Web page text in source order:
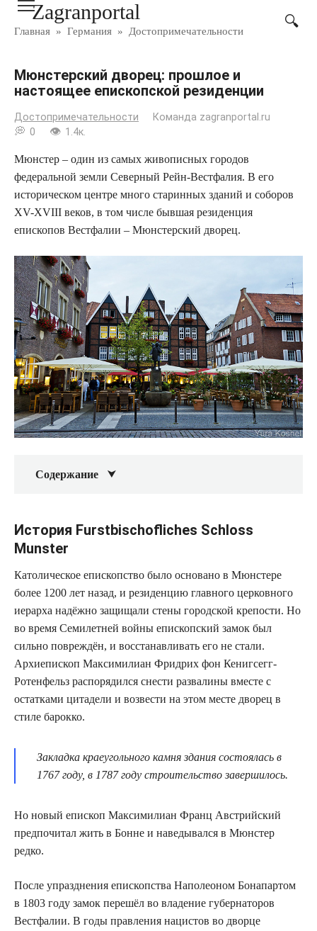
ПерейтиZagranportal
Главная » Германия » Достопримечательности
Мюнстерский дворец: прошлое и
настоящее епископской резиденции
Достопримечательности
Команда zagranportal.ru
0
1.4к.
Мюнстер – один из самых живописных городов
федеральной земли Северный Рейн-Вестфалия. В его
историческом центре много старинных зданий и соборов
XV-XVIII веков, в том числе бывшая резиденция
епископов Вестфалии – Мюнстерский дворец.
Содержание
История Furstbischofliches Schloss
Munster
Католическое епископство было основано в Мюнстере
более 1200 лет назад, и резиденцию главного церковного
иерарха надёжно защищали стены городской крепости. Но
во время Семилетней войны епископский замок был
сильно повреждён, и восстанавливать его не стали.
Архиепископ Максимилиан Фридрих фон Кенигсегг-
Ротенфельз распорядился снести развалины вместе с
остатками цитадели и возвести на этом месте дворец в
стиле барокко.
Закладка краеугольного камня здания состоялась в
1767 году, в 1787 году строительство завершилось.
Но новый епископ Максимилиан Франц Австрийский
предпочитал жить в Бонне и наведывался в Мюнстер
редко.
После упразднения епископства Наполеоном Бонапартом
в 1803 году замок перешёл во владение губернаторов
Вестфалии. В годы правления нацистов во дворце